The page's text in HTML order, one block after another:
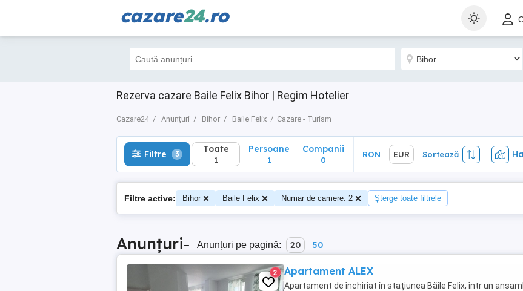
cazare24.ro
Rezerva cazare Baile Felix Bihor | Regim Hotelier
Cazare24 Anunțuri Bihor Baile Felix Cazare - Turism
Filtre 3 Toate
1
Filtre 3 Toate
1
Persoane
1
Companii
0
RON EUR Sortează
Filtre active: Bihor Baile Felix Numar de camere: 2 Șterge toate filtrele
Anunțuri– Anunțuri pe pagină: 20 50
2 Apartament ALEX
Apartament de închiriat în stațiunea Băile Felix, într un